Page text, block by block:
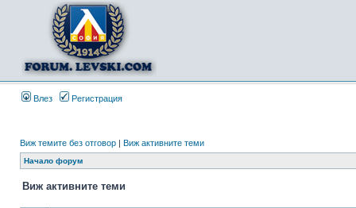
Влез Регистрация
Виж темите без отговор | Виж активните теми
Начало форум
Виж активните теми